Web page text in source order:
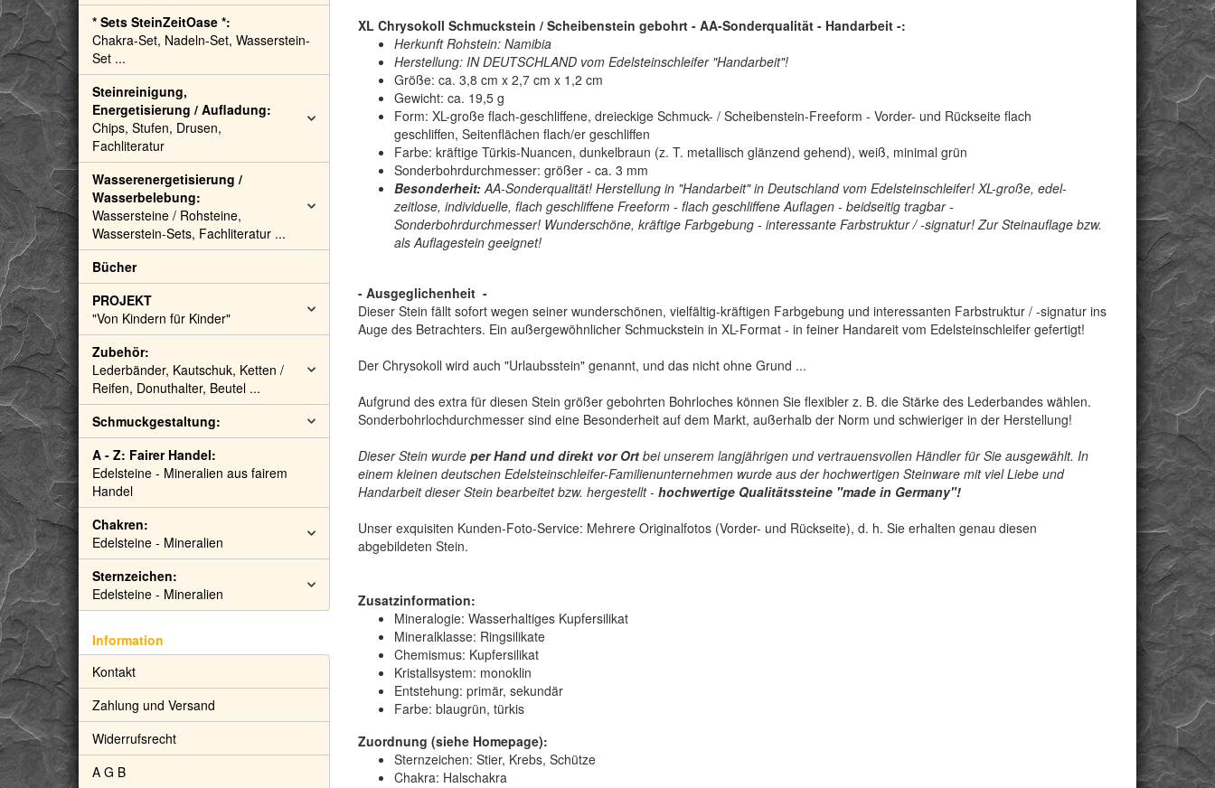
XL Chrysokoll Schmuckstein / Scheibenstein gebohrt - AA-Sonderqualität - Handarbeit -:
Herkunft Rohstein: Namibia
Herstellung: IN DEUTSCHLAND vom Edelsteinschleifer "Handarbeit"!
Größe: ca. 3,8 cm x 2,7 cm x 1,2 cm
Gewicht: ca. 19,5 g
Form: XL-große flach-geschliffene, dreieckige Schmuck- / Scheibenstein-Freeform - Vorder- und Rückseite flach
geschliffen, Seitenflächen flach/er geschliffen
Farbe: kräftige Türkis-Nuancen, dunkelbraun (z. T. metallisch glänzend gehend), weiß, minimal grün
Sonderbohrdurchmesser: größer - ca. 3 mm
Besonderheit:AA-Sonderqualität! Herstellung in "Handarbeit" in Deutschland vom Edelsteinschleifer! XL-große, edel-
zeitlose, individuelle, flach geschliffene Freeform - flach geschliffene Auflagen - beidseitig tragbar -
Sonderbohrdurchmesser! Wunderschöne, kräftige Farbgebung - interessante Farbstruktur / -signatur! Zur Steinauflage bzw.
als Auflagestein geeignet!
- Ausgeglichenheit -
Dieser Stein fällt sofort wegen seiner wunderschönen, vielfältig-kräftigen Farbgebung und interessanten Farbstruktur / -signatur ins
Auge des Betrachters. Ein außergewöhnlicher Schmuckstein in XL-Format - in feiner Handareit vom Edelsteinschleifer gefertigt!
Der Chrysokoll wird auch "Urlaubsstein" genannt, und das nicht ohne Grund ...
Aufgrund des extra für diesen Stein größer gebohrten Bohrloches können Sie flexibler z. B. die Stärke des Lederbandes wählen.
Sonderbohrlochdurchmesser sind eine Besonderheit auf dem Markt, außerhalb der Norm und schwieriger in der Herstellung!
Dieser Stein wurde per Hand und direkt vor Ortbei unserem langjährigen und vertrauensvollen Händler für Sie ausgewählt. In
einem kleinen deutschen Edelsteinschleifer-Familienunternehmen wurde aus der hochwertigen Steinware mit viel Liebe und
Handarbeit dieser Stein bearbeitet bzw. hergestellt - hochwertige Qualitätssteine "made in Germany"!
Unser exquisiten Kunden-Foto-Service: Mehrere Originalfotos (Vorder- und Rückseite), d. h. Sie erhalten genau diesen
abgebildeten Stein.
Zusatzinformation:
Mineralogie: Wasserhaltiges Kupfersilikat
Mineralklasse: Ringsilikate
Chemismus: Kupfersilikat
Kristallsystem: monoklin
Entstehung: primär, sekundär
Farbe: blaugrün, türkis
Zuordnung (siehe Homepage):
Sternzeichen: Stier, Krebs, Schütze
Chakra: Halschakra
* Sets SteinZeitOase *:
Chakra-Set, Nadeln-Set, Wasserstein-
Set ...
Steinreinigung,
Energetisierung / Aufladung:
Chips, Stufen, Drusen,
Fachliteratur
Wasserenergetisierung /
Wasserbelebung:
Wassersteine / Rohsteine,
Wasserstein-Sets, Fachliteratur ...
Bücher
PROJEKT
"Von Kindern für Kinder"
Zubehör:
Lederbänder, Kautschuk, Ketten /
Reifen, Donuthalter, Beutel ...
Schmuckgestaltung:
A - Z: Fairer Handel:
Edelsteine - Mineralien aus fairem
Handel
Chakren:
Edelsteine - Mineralien
Sternzeichen:
Edelsteine - Mineralien
Information
Kontakt
Zahlung und Versand
Widerrufsrecht
A G B